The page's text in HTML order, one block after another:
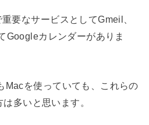
要なサービスとしてGmeil、
Googleカレンダーがありま
Macを使っていても、これらの
多いと思います。